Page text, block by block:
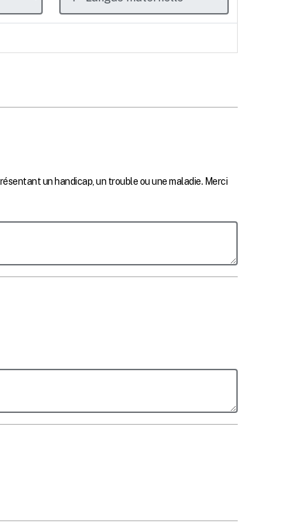
un handicap, un trouble ou une maladie. Merci